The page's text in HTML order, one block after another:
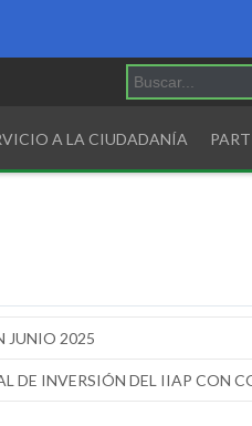
A LA CIUDADANÍA
JUNIO 2025
DE INVERSIÓN DEL IIAP CON